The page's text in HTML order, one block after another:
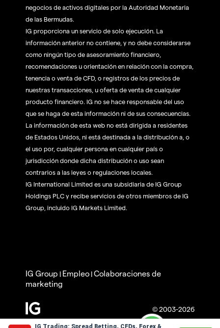
IG Trading: Spread Betting, CFDs, Forex &
negocios de activos digitales por la Autoridad Monetaria
de las Bermudas.
IG proporciona un servicio de solo ejecución. La
información anterior no contiene, y no debe considerarse
como ningún tipo de asesoramiento financiero,
recomendaciones u orientación en relación con la compra,
tenencia o venta de CFD, o registros de los precios de
nuestras transacciones, u oferta de venta de cualquier
producto financiero. IG no se hace responsable del uso
que se haga de esta información ni de sus consecuencias.
La información de esta web no está dirigida a residentes
de Estados Unidos, ni está destinada a la distribución a, o
el uso por, cualquier persona en cualquier país o
jurisdicción donde dicha distribución o uso sean
contrarios a las leyes o regulaciones locales.
IG International Limited es una subsidiaria de IG Group
Holdings PLC y recibe servicios de otros miembros de IG
Group, incluido IG Markets Limited.
© 2003-2026
IG Group | Empleo |Colaboraciones de
marketing